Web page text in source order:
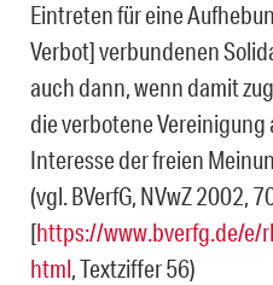
Eintreten für eine
Verbot] verbundenen
auch dann, wenn damit
die verbotene
Interesse der freien
(vgl. BVerfG, NVwZ 2002,
[https://www.bverfg.de/
html, Textziffer 56)